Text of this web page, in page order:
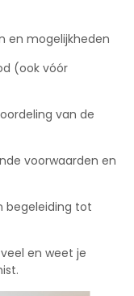
en mogelijkheden
(ook vóór
van de
voorwaarden en
begeleiding tot
en weet je